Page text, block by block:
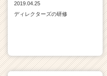
2019.04.25
ディレクターズの研修